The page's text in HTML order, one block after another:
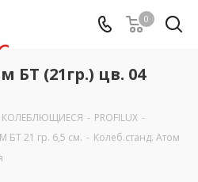
0
БТ (21гр.) цв. 04
КОЛЕБЛЮЩИЕСЯ - PROFILUX -
21 гр. 6,5 см. - Колеб.станд. Атом